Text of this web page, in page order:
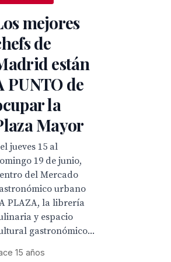
mejores
de
están
PUNTO de
la
Mayor
jueves 15 al
19 de junio,
del Mercado
urbano
PLAZA, la librería
y espacio
gastronómico...
15 años